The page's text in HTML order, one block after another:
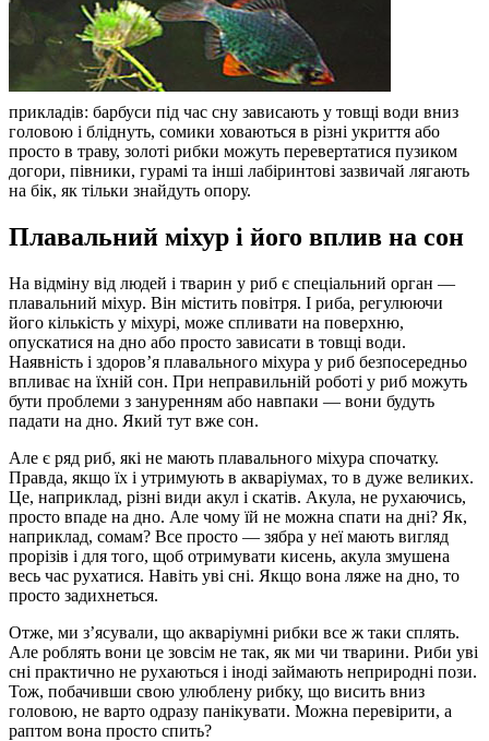
прикладів: барбуси під час сну зависають у товщі води вниз
головою і бліднуть, сомики ховаються в різні укриття або
просто в траву, золоті рибки можуть перевертатися пузиком
догори, півники, гурамі та інші лабіринтові зазвичай лягають
на бік, як тільки знайдуть опору.
Плавальний міхур і його вплив на сон
На відміну від людей і тварин у риб є спеціальний орган —
плавальний міхур. Він містить повітря. І риба, регулюючи
його кількість у міхурі, може спливати на поверхню,
опускатися на дно або просто зависати в товщі води.
Наявність і здоров’я плавального міхура у риб безпосередньо
впливає на їхній сон. При неправильній роботі у риб можуть
бути проблеми з зануренням або навпаки — вони будуть
падати на дно. Який тут вже сон.
Але є ряд риб, які не мають плавального міхура спочатку.
Правда, якщо їх і утримують в акваріумах, то в дуже великих.
Це, наприклад, різні види акул і скатів. Акула, не рухаючись,
просто впаде на дно. Але чому їй не можна спати на дні? Як,
наприклад, сомам? Все просто — зябра у неї мають вигляд
прорізів і для того, щоб отримувати кисень, акула змушена
весь час рухатися. Навіть уві сні. Якщо вона ляже на дно, то
просто задихнеться.
Отже, ми з’ясували, що акваріумні рибки все ж таки сплять.
Але роблять вони це зовсім не так, як ми чи тварини. Риби уві
сні практично не рухаються і іноді займають неприродні пози.
Тож, побачивши свою улюблену рибку, що висить вниз
головою, не варто одразу панікувати. Можна перевірити, а
раптом вона просто спить?